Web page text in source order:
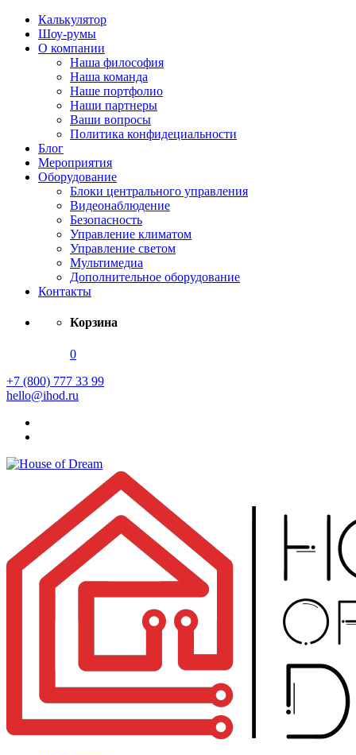
Калькулятор
Шоу-румы
О компании
Наша философия
Наша команда
Наше портфолио
Наши партнеры
Ваши вопросы
Политика конфидециальности
Блог
Мероприятия
Оборудование
Блоки центрального управления
Видеонаблюдение
Безопасность
Управление климатом
Управление светом
Мультимедиа
Дополнительное оборудование
Контакты
Корзина
0
+7 (800) 777 33 99
hello@ihod.ru